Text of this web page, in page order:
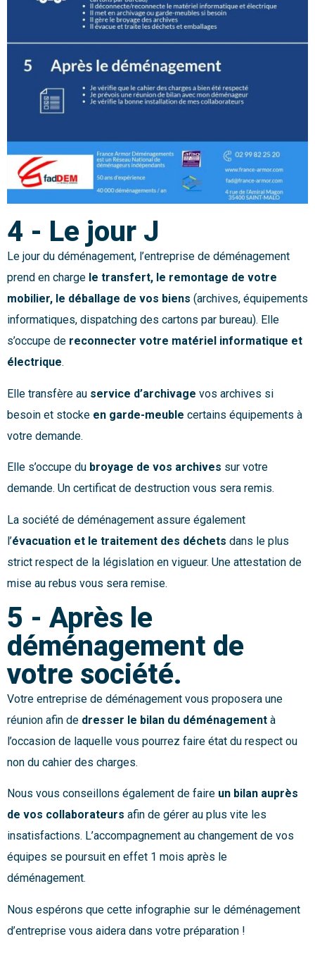
4 - Le jour J
Le jour du déménagement, l’entreprise de déménagement
prend en charge le transfert, le remontage de votre
mobilier, le déballage de vos biens (archives, équipements
informatiques, dispatching des cartons par bureau). Elle
s’occupe de reconnecter votre matériel informatique et
électrique.
Elle transfère au service d’archivage vos archives si
besoin et stocke en garde-meuble certains équipements à
votre demande.
Elle s’occupe du broyage de vos archives sur votre
demande. Un certificat de destruction vous sera remis.
La société de déménagement assure également
l’évacuation et le traitement des déchets dans le plus
strict respect de la législation en vigueur. Une attestation de
mise au rebus vous sera remise.
5 - Après le
déménagement de
votre société.
Votre entreprise de déménagement vous proposera une
réunion afin de dresser le bilan du déménagement à
l’occasion de laquelle vous pourrez faire état du respect ou
non du cahier des charges.
Nous vous conseillons également de faire un bilan auprès
de vos collaborateurs afin de gérer au plus vite les
insatisfactions. L’accompagnement au changement de vos
équipes se poursuit en effet 1 mois après le
déménagement.
Nous espérons que cette infographie sur le déménagement
d’entreprise vous aidera dans votre préparation !